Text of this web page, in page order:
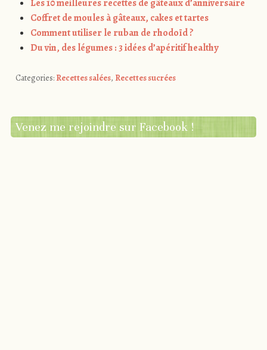
Les 10 meilleures recettes de gâteaux d’anniversaire
Coffret de moules à gâteaux, cakes et tartes
Comment utiliser le ruban de rhodoïd ?
Du vin, des légumes : 3 idées d’apéritif healthy
Categories: Recettes salées, Recettes sucrées
Venez me rejoindre sur Facebook !